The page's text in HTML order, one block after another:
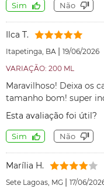
Sim Não
Ilca T.
Itapetinga, BA | 19/06/2026
VARIAÇÃO: 200 ML
Maravilhoso! Deixa os
tamanho bom! super
Esta avaliação foi útil?
Sim Não
Marília H.
Sete Lagoas, MG | 17/06/